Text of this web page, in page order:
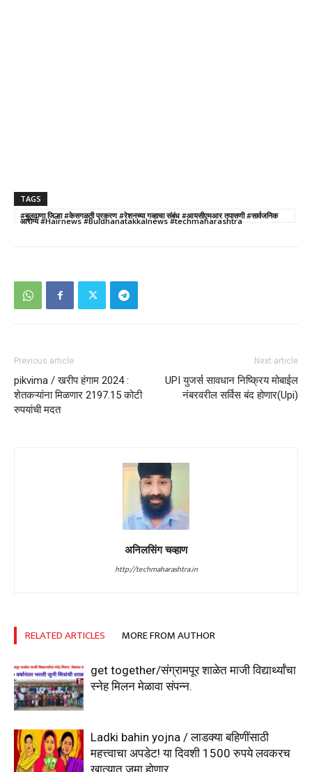
TAGS
#बुलढाणा जिल्हा #केसगळती प्रकरण #रेशनच्या गव्हाचा संबंध #आयसीएमआर तपासणी #सार्वजनिक
आरोग्य #Hairnews #Buldhanatakkalnews #techmaharashtra
Previous article
pikvima / खरीप हंगाम 2024 :
शेतकऱ्यांना मिळणार 2197.15 कोटी
रुपयांची मदत
Next article
UPI युजर्स सावधान निष्क्रिय मोबाईल
नंबरवरील सर्विस बंद होणार(Upi)
अनिलसिंग चव्हाण
http://techmaharashtra.in
RELATED ARTICLES MORE FROM AUTHOR
get together/संग्रामपूर शाळेत माजी विद्यार्थ्यांचा
स्नेह मिलन मेळावा संपन्न.
Ladki bahin yojna / लाडक्या बहिणींसाठी
महत्त्वाचा अपडेट! या दिवशी 1500 रुपये लवकरच